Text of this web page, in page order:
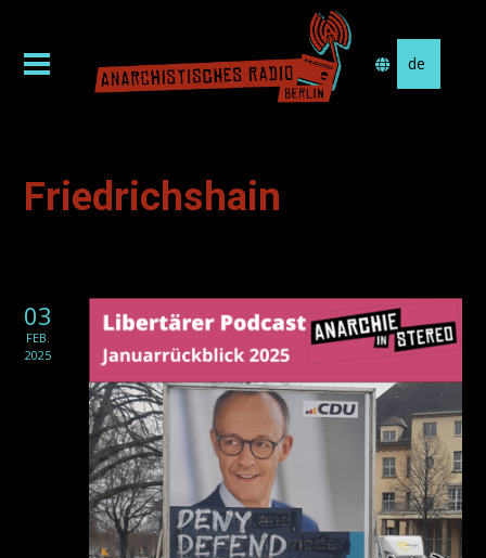
auswählen
Friedrichshain
03
FEB.
2025